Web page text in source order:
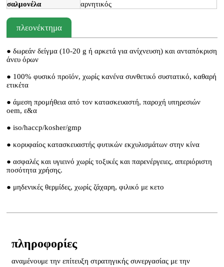
σαλμονέλα αρνητικός
πλεονέκτημα
● δωρεάν δείγμα (10-20 g ή αρκετά για ανίχνευση) και ανταπόκριση
άνευ όρων
● 100% φυσικό προϊόν, χωρίς κανένα συνθετικό συστατικό, καθαρή
ετικέτα
● άμεση προμήθεια από τον κατασκευαστή, παροχή υπηρεσιών
oem, ε&α
● iso/haccp/kosher/gmp
● κορυφαίος κατασκευαστής φυτικών εκχυλισμάτων στην κίνα
● ασφαλές και υγιεινό χωρίς τοξικές και παρενέργειες, απεριόριστη
ποσότητα χρήσης.
● μηδενικές θερμίδες, χωρίς ζάχαρη, φιλικό με κετο
πληροφορίες
αναμένουμε την επίτευξη στρατηγικής συνεργασίας με την